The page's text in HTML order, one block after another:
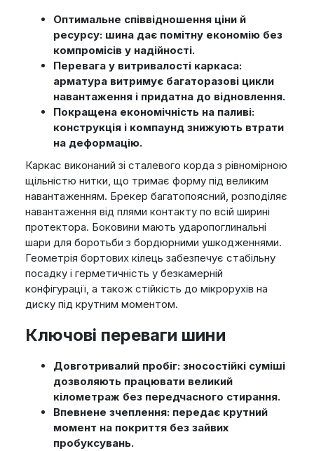
Оптимальне співвідношення ціни й
ресурсу: шина дає помітну економію без
компромісів у надійності.
Перевага у витривалості каркаса:
арматура витримує багаторазові цикли
навантаження і придатна до відновлення.
Покращена економічність на паливі:
конструкція і компаунд знижують втрати
на деформацію.
Каркас виконаний зі сталевого корда з рівномірною
щільністю нитки, що тримає форму під великим
навантаженням. Брекер багатопоясний, розподіляє
навантаження від плями контакту по всій ширині
протектора. Боковини мають ударопоглинальні
шари для боротьби з бордюрними ушкодженнями.
Геометрія бортових кілець забезпечує стабільну
посадку і герметичність у безкамерній
конфігурації, а також стійкість до мікрорухів на
диску під крутним моментом.
Ключові переваги шини
Довготривалий пробіг: зносостійкі суміші
дозволяють працювати великий
кілометраж без передчасного стирання.
Впевнене зчеплення: передає крутний
момент на покриття без зайвих
пробуксувань.